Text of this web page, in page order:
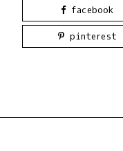
facebook
pinterest